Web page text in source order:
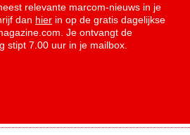
relevante marcom-nieuws in je
dan hier in op de gratis dagelijkse
Je ontvangt de
stipt 7.00 uur in je mailbox.